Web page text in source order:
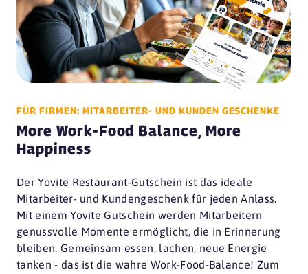
FÜR FIRMEN: MITARBEITER- UND KUNDEN GESCHENKE
More Work-Food Balance, More
Happiness
Der Yovite Restaurant-Gutschein ist das ideale
Mitarbeiter- und Kundengeschenk für jeden Anlass.
Mit einem Yovite Gutschein werden Mitarbeitern
genussvolle Momente ermöglicht, die in Erinnerung
bleiben. Gemeinsam essen, lachen, neue Energie
tanken - das ist die wahre Work-Food-Balance! Zum